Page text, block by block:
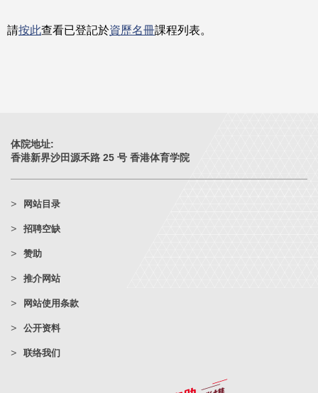
請按此查看已登記於資歷名冊課程列表。
体院地址:
香港新界沙田源禾路 25 号 香港体育学院
网站目录
招聘空缺
赞助
推介网站
网站使用条款
公开资料
联络我们